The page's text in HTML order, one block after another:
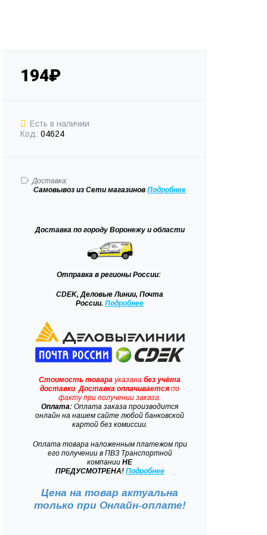
194₽
Есть в наличии
Код: 04624
Доставка:
Самовывозиз Сети магазиновПодробнее
Доставкапо городу Воронежу и области
Отправка в регионы России:
CDEK, Деловые Линии, Почта
России.Подробнее
Стоимость товара указанабез учёта
доставки .Доставка оплачивается по
факту при получении заказа.
Оплата: Оплата заказа производится
онлайн на нашем сайте любой банковской
картой без комиссии.
Оплата товара наложенным платежом при
его получении в ПВЗ Транспортной
компании НЕ
ПРЕДУСМОТРЕНА! Подробнее
Цена на товар актуальна
только при Онлайн-оплате!